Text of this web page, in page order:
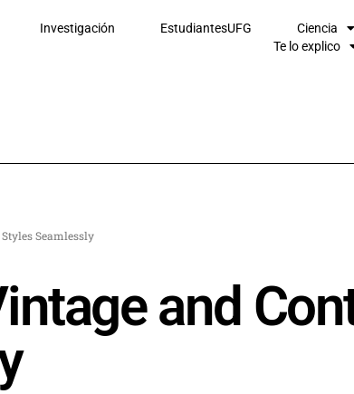
Investigación EstudiantesUFG Ciencia
Te lo explico
Seamlessly
and